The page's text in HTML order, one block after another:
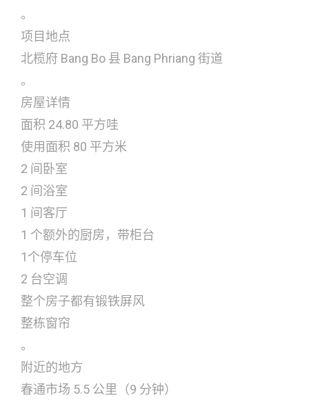
。
项目地点
北榄府 Bang Bo 县 Bang Phriang 街道
。
房屋详情
面积 24.80 平方哇
使用面积 80 平方米
2 间卧室
2 间浴室
1 间客厅
1 个额外的厨房，带柜台
1个停车位
2 台空调
整个房子都有锻铁屏风
整栋窗帘
。
附近的地方
春通市场 5.5 公里（9 分钟）